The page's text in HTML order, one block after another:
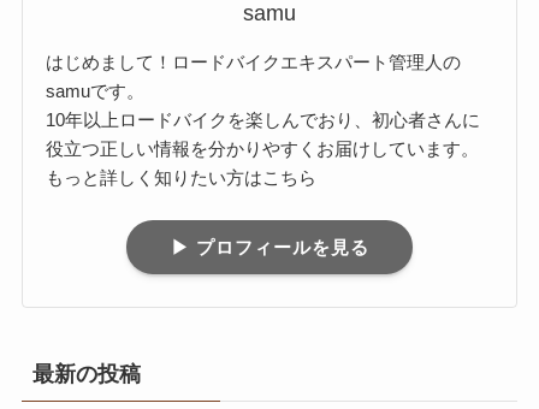
samu
はじめまして！ロードバイクエキスパート管理人の
samuです。
10年以上ロードバイクを楽しんでおり、初心者さんに
役立つ正しい情報を分かりやすくお届けしています。
もっと詳しく知りたい方はこちら
▶ プロフィールを見る
最新の投稿